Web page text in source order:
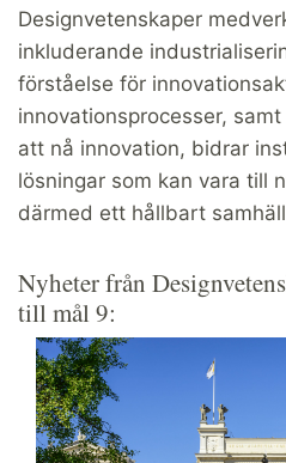
Designvetenskaper
inkluderande
förståelse för
innovationsprocesser,
att nå innovation, bidrar
lösningar som kan vara till
därmed ett hållbart
Nyheter från
till mål 9: